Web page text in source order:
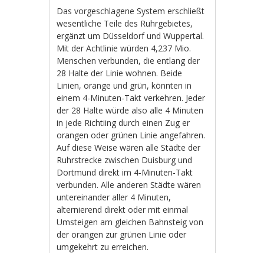
Das vorgeschlagene System erschließt
wesentliche Teile des Ruhrgebietes,
ergänzt um Düsseldorf und Wuppertal.
Mit der Achtlinie würden 4,237 Mio.
Menschen verbunden, die entlang der
28 Halte der Linie wohnen. Beide
Linien, orange und grün, könnten in
einem 4-Minuten-Takt verkehren. Jeder
der 28 Halte würde also alle 4 Minuten
in jede Richtiing durch einen Zug er
orangen oder grünen Linie angefahren.
Auf diese Weise wären alle Städte der
Ruhrstrecke zwischen Duisburg und
Dortmund direkt im 4-Minuten-Takt
verbunden. Alle anderen Städte wären
untereinander aller 4 Minuten,
alternierend direkt oder mit einmal
Umsteigen am gleichen Bahnsteig von
der orangen zur grünen Linie oder
umgekehrt zu erreichen.